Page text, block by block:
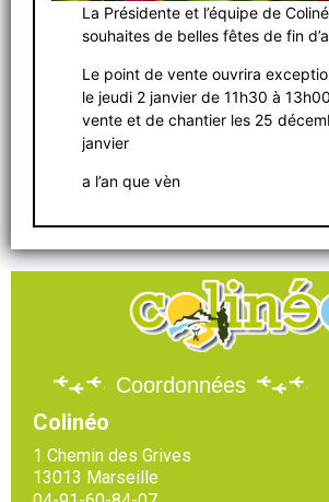
La Présidente et l’équipe de
souhaites de belles fêtes de fin
Le point de vente ouvrira
le jeudi 2 janvier de 11h30 à
vente et de chantier les 25
janvier
a l’an que vèn
Coordonnées
Colinéo
1 Chemin des Grives
13013 Marseille